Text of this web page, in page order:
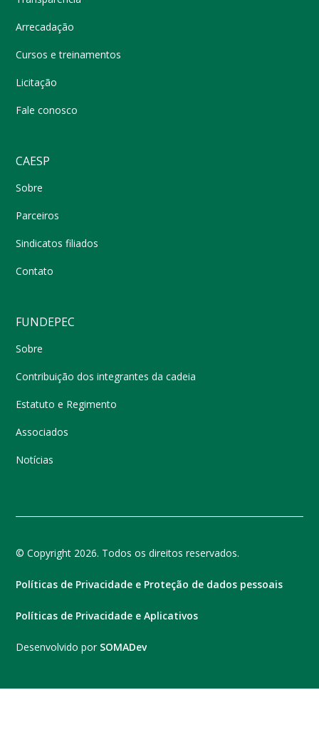
Arrecadação
Cursos e treinamentos
Licitação
Fale conosco
CAESP
Sobre
Parceiros
Sindicatos filiados
Contato
FUNDEPEC
Sobre
Contribuição dos integrantes da cadeia
Estatuto e Regimento
Associados
Notícias
© Copyright 2026. Todos os direitos reservados.
Políticas de Privacidade e Proteção de dados pessoais
Políticas de Privacidade e Aplicativos
Desenvolvido por SOMADev